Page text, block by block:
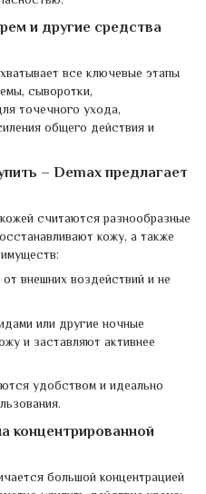
и другие средства
все ключевые этапы
сыворотки,
точечного ухода,
общего действия и
– Demax предлагает
считаются разнообразные
кожу, а также
внешних воздействий и не
или другие ночные
и заставляют активнее
удобством и идеально
концентрированной
большой концентрацией